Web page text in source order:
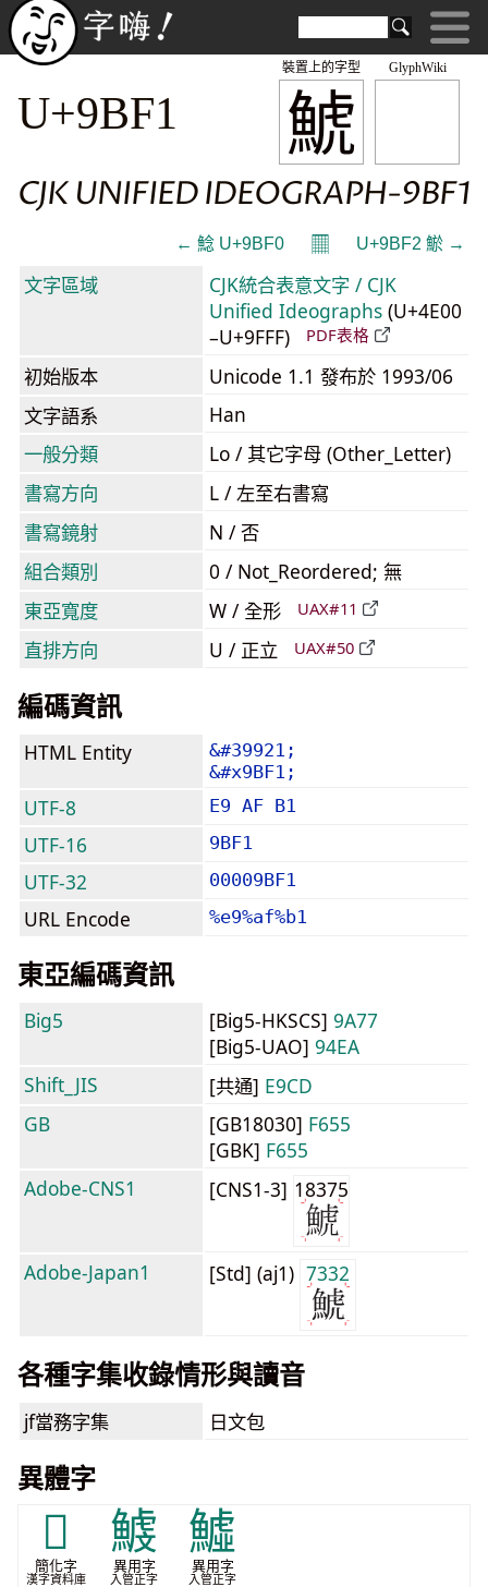
GlyphWiki
鯱
裝置上的字型
U+9BF1
CJK UNIFIED IDEOGRAPH-9BF1
← 鯰 U+9BF0 𝄜 U+9BF2 鯲 →
文字區域
CJK統合表意文字 / CJK
Unified Ideographs (U+4E00
–U+9FFF)
PDF表格
初始版本
Unicode 1.1 發布於 1993/06
文字語系
Han
一般分類
Lo / 其它字母 (Other_Letter)
書寫方向
L / 左至右書寫
書寫鏡射
N / 否
組合類別
0 / Not_Reordered; 無
東亞寬度
W / 全形 UAX#11
直排方向 U / 正立 UAX#50
編碼資訊
HTML Entity
&#39921;
&#x9BF1;
UTF-8 E9 AF B1
UTF-16 9BF1
UTF-32 00009BF1
URL Encode %e9%af%b1
東亞編碼資訊
Big5 [Big5-HKSCS] 9A77
[Big5-UAO] 94EA
Shift_JIS
[共通] E9CD
GB
[GB18030] F655
[GBK] F655
Adobe-CNS1
[CNS1-3] 18375
Adobe-Japan1 [Std] (aj1) 7332
各種字集收錄情形與讀音
jf當務字集 日文包
異體字
𩾇
簡化字
漢字資料庫
鰬
異用字
入管正字
鱋
異用字
入管正字